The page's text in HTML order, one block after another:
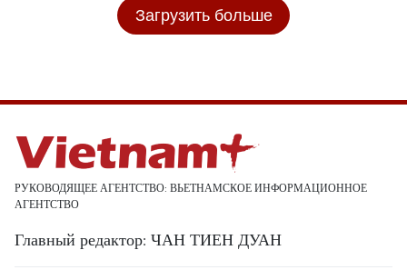
Загрузить больше
РУКОВОДЯЩЕЕ АГЕНТСТВО: ВЬЕТНАМСКОЕ ИНФОРМАЦИОННОЕ
АГЕНТСТВО
Главный редактор: ЧАН ТИЕН ДУАН